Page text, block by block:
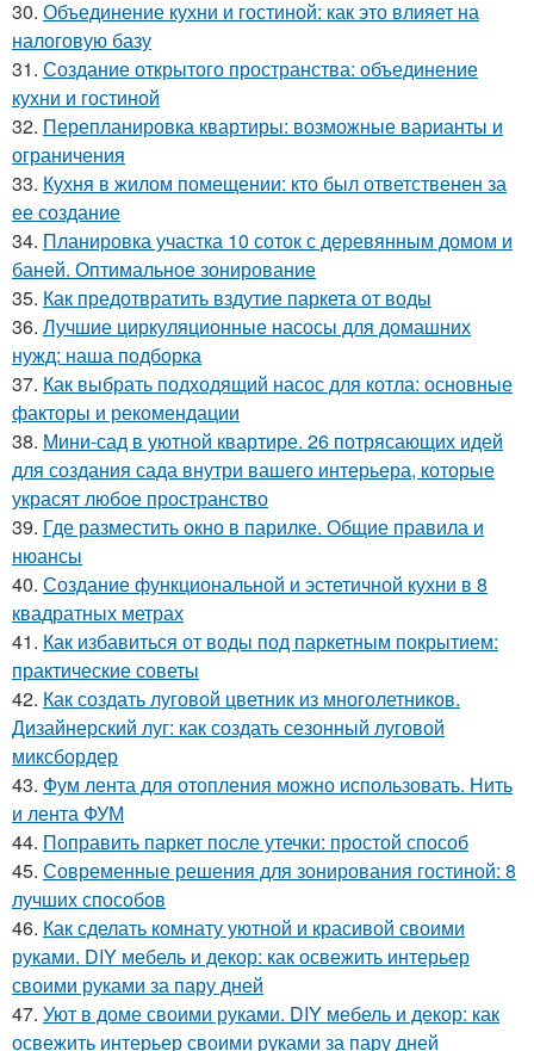
30. Объединение кухни и гостиной: как это влияет на
налоговую базу
31. Создание открытого пространства: объединение
кухни и гостиной
32. Перепланировка квартиры: возможные варианты и
ограничения
33. Кухня в жилом помещении: кто был ответственен за
ее создание
34. Планировка участка 10 соток с деревянным домом и
баней. Оптимальное зонирование
35. Как предотвратить вздутие паркета от воды
36. Лучшие циркуляционные насосы для домашних
нужд: наша подборка
37. Как выбрать подходящий насос для котла: основные
факторы и рекомендации
38. Мини-сад в уютной квартире. 26 потрясающих идей
для создания сада внутри вашего интерьера, которые
украсят любое пространство
39. Где разместить окно в парилке. Общие правила и
нюансы
40. Создание функциональной и эстетичной кухни в 8
квадратных метрах
41. Как избавиться от воды под паркетным покрытием:
практические советы
42. Как создать луговой цветник из многолетников.
Дизайнерский луг: как создать сезонный луговой
миксбордер
43. Фум лента для отопления можно использовать. Нить
и лента ФУМ
44. Поправить паркет после утечки: простой способ
45. Современные решения для зонирования гостиной: 8
лучших способов
46. Как сделать комнату уютной и красивой своими
руками. DIY мебель и декор: как освежить интерьер
своими руками за пару дней
47. Уют в доме своими руками. DIY мебель и декор: как
освежить интерьер своими руками за пару дней